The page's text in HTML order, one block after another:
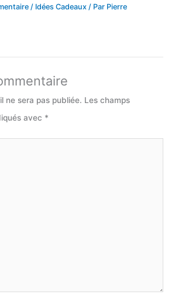
/ Idées Cadeaux / Par Pierre
ne sera pas publiée. Les champs
avec *